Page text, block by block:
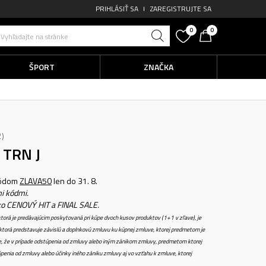
PRIHLÁSIŤ SA ZAREGISTRUJTE SA
Vyhľadajte na stránke
0 0
ŠPORT
ZNAČKA
J
ZLAVA50len do 31. 8.
kódmi.
HIT a FINAL SALE.
je predávajúcim poskytovaná pri kúpe dvoch kusov produktov (1+1 v zľave), je
predstavuje závislú a doplnkovú zmluvu ku kúpnej zmluve, ktorej predmetom je
že v prípade odstúpenia od zmluvy alebo iným zánikom zmluvy, predmetom ktorej
od zmluvy alebo účinky iného zániku zmluvy aj vo vzťahu k zmluve, ktorej